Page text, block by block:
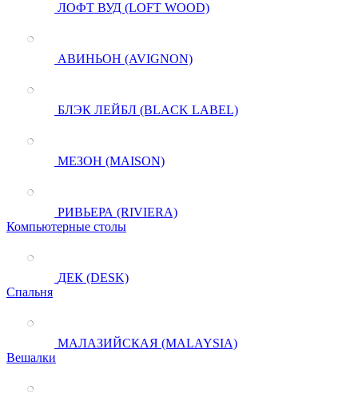
ЛОФТ ВУД (LOFT WOOD)
АВИНЬОН (AVIGNON)
БЛЭК ЛЕЙБЛ (BLACK LABEL)
МЕЗОН (MAISON)
РИВЬЕРА (RIVIERA)
Компьютерные столы
ДЕК (DESK)
Спальня
МАЛАЗИЙСКАЯ (MALAYSIA)
Вешалки